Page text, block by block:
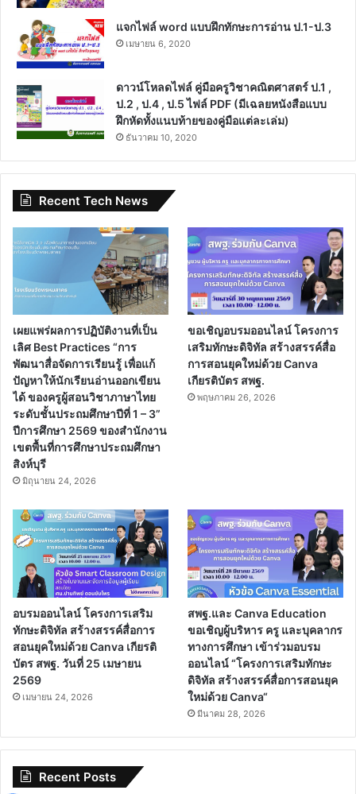
แจกไฟล์ word แบบฝึกทักษะการอ่าน ป.1-ป.3
เมษายน 6, 2020
ดาวน์โหลดไฟล์ คู่มือครูวิชาคณิตศาสตร์ ป.1 ,
ป.2 , ป.4 , ป.5 ไฟล์ PDF (มีเฉลยหนังสือแบบ
ฝึกหัดทั้งแนบท้ายของคู่มือแต่ละเล่ม)
ธันวาคม 10, 2020
Recent Tech News
เผยแพร่ผลการปฏิบัติงานที่เป็น
เลิศ Best Practices “การ
พัฒนาสื่อจัดการเรียนรู้ เพื่อแก้
ปัญหาให้นักเรียนอ่านออกเขียน
ได้ ของครูผู้สอนวิชาภาษาไทย
ระดับชั้นประถมศึกษาปีที่ 1 – 3”
ปีการศึกษา 2569 ของสำนักงาน
เขตพื้นที่การศึกษาประถมศึกษา
สิงห์บุรี
มิถุนายน 24, 2026
ขอเชิญอบรมออนไลน์ โครงการ
เสริมทักษะดิจิทัล สร้างสรรค์สื่อ
การสอนยุคใหม่ด้วย Canva
เกียรติบัตร สพฐ.
พฤษภาคม 26, 2026
อบรมออนไลน์ โครงการเสริม
ทักษะดิจิทัล สร้างสรรค์สื่อการ
สอนยุคใหม่ด้วย Canva เกียรติ
บัตร สพฐ. วันที่ 25 เมษายน
2569
เมษายน 24, 2026
สพฐ.และ Canva Education
ขอเชิญผู้บริหาร ครู และบุคลากร
ทางการศึกษา เข้าร่วมอบรม
ออนไลน์ “โครงการเสริมทักษะ
ดิจิทัล สร้างสรรค์สื่อการสอนยุค
ใหม่ด้วย Canva“
มีนาคม 28, 2026
Recent Posts